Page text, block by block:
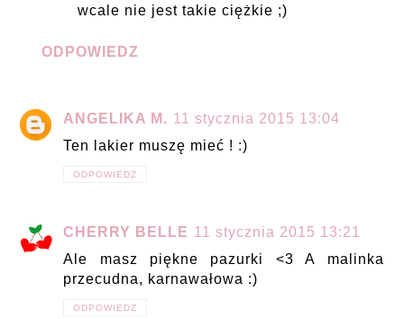
wcale nie jest takie ciężkie ;)
ODPOWIEDZ
ANGELIKA M. 11 stycznia 2015 13:04
Ten lakier muszę mieć ! :)
ODPOWIEDZ
CHERRY BELLE 11 stycznia 2015 13:21
Ale masz piękne pazurki <3 A malinka
przecudna, karnawałowa :)
ODPOWIEDZ